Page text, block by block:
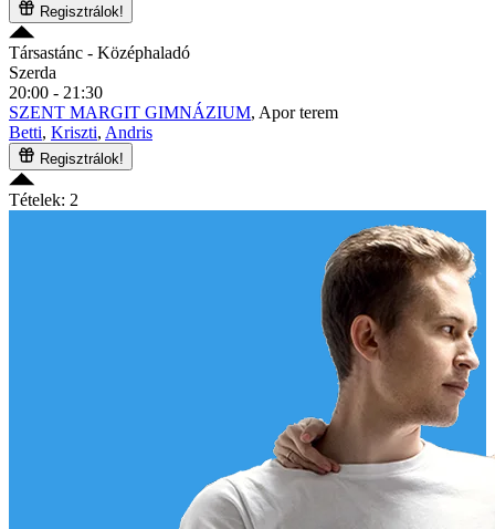
Regisztrálok!
Társastánc - Középhaladó
Szerda
20:00 - 21:30
SZENT MARGIT GIMNÁZIUM, Apor terem
Betti, Kriszti, Andris
Regisztrálok!
Tételek: 2